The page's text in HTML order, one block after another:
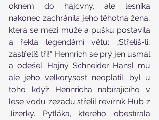
oknem do hájovny, ale lesníka
nakonec zachránila jeho těhotná žena,
která se mezi muže a pušku postavila
a řekla legendární větu: „Střelíš-li,
zastřelíš tři!“ Hennrich se prý jen usmál
a odešel. Hajný Schneider Hansl mu
ale jeho velkorysost neoplatil; byl u
toho když Hennricha nabírajícího v
lese vodu zezadu střelil revírník Hub z
Jizerky. Pytláka, kterého obestírala